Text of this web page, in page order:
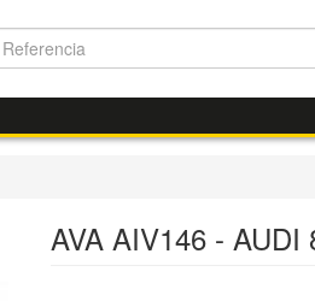
AVA AIV146 - AUDI